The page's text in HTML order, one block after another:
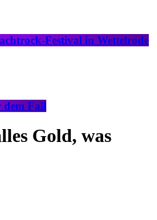
Festival in Wettelrode
Fall
Gold, was